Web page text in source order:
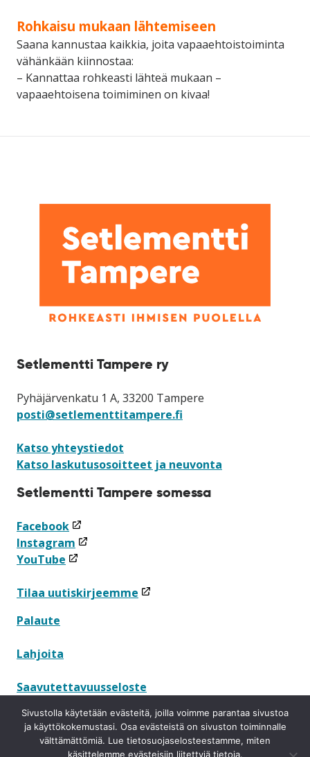
Rohkaisu mukaan lähtemiseen
Saana kannustaa kaikkia, joita vapaaehtoistoiminta
vähänkään kiinnostaa:
– Kannattaa rohkeasti lähteä mukaan –
vapaaehtoisena toimiminen on kivaa!
Setlementti Tampere ry
Pyhäjärvenkatu 1 A, 33200 Tampere
posti@setlementtitampere.fi
Katso yhteystiedot
Katso laskutusosoitteet ja neuvonta
Setlementti Tampere somessa
Facebook(linkki
avataan
uuteen
Instagram (linkki
avataan
ikkunaan)
YouTube (linkki
uuteen
Tilaa uutiskirjeemme (linkki
Palaute
Lahjoita
Saavutettavuusseloste
Tietosuojaseloste
Ilmoituskanava
Sivustolla käytetään evästeitä, joilla voimme parantaa sivustoa
ja käyttökokemustasi. Osa evästeistä on sivuston toiminnalle
välttämättömiä. Lue tietosuojaselosteestamme, miten
käsittelemme evästeisiin liitettyjä tietoja.